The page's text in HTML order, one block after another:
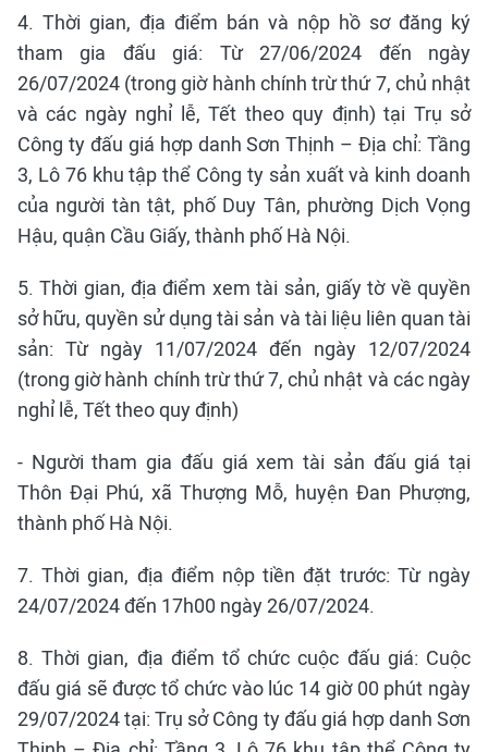
4. Thời gian, địa điểm bán và nộp hồ sơ đăng ký
tham gia đấu giá: Từ 27/06/2024 đến ngày
26/07/2024 (trong giờ hành chính trừ thứ 7, chủ nhật
và các ngày nghỉ lễ, Tết theo quy định) tại Trụ sở
Công ty đấu giá hợp danh Sơn Thịnh – Địa chỉ: Tầng
3, Lô 76 khu tập thể Công ty sản xuất và kinh doanh
của người tàn tật, phố Duy Tân, phường Dịch Vọng
Hậu, quận Cầu Giấy, thành phố Hà Nội.
5. Thời gian, địa điểm xem tài sản, giấy tờ về quyền
sở hữu, quyền sử dụng tài sản và tài liệu liên quan tài
sản: Từ ngày 11/07/2024 đến ngày 12/07/2024
(trong giờ hành chính trừ thứ 7, chủ nhật và các ngày
nghỉ lễ, Tết theo quy định)
- Người tham gia đấu giá xem tài sản đấu giá tại
Thôn Đại Phú, xã Thượng Mỗ, huyện Đan Phượng,
thành phố Hà Nội.
7. Thời gian, địa điểm nộp tiền đặt trước: Từ ngày
24/07/2024 đến 17h00 ngày 26/07/2024.
8. Thời gian, địa điểm tổ chức cuộc đấu giá: Cuộc
đấu giá sẽ được tổ chức vào lúc 14 giờ 00 phút ngày
29/07/2024 tại: Trụ sở Công ty đấu giá hợp danh Sơn